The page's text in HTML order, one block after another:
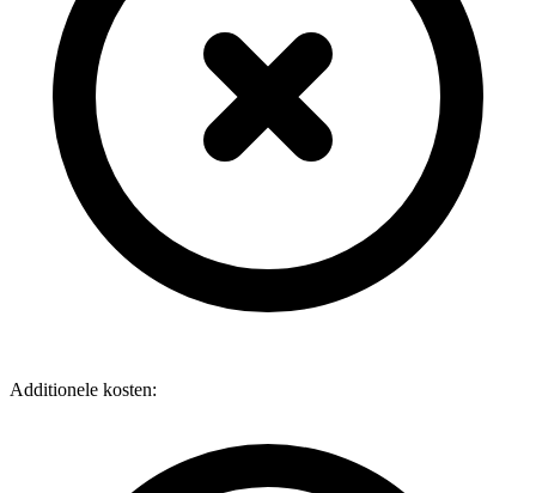
Additionele kosten: